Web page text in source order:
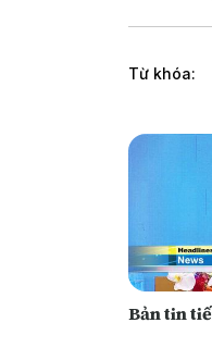
Từ khóa:
Bản tin